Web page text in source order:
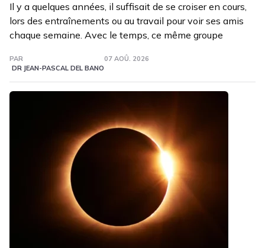
Il y a quelques années, il suffisait de se croiser en cours,
lors des entraînements ou au travail pour voir ses amis
chaque semaine. Avec le temps, ce même groupe
PAR
DR JEAN-PASCAL DEL BANO
07 AOÛ. 2026